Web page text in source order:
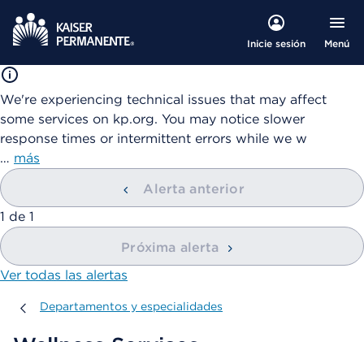
Inicie sesión Menú
We're experiencing technical issues that may affect
some services on kp.org. You may notice slower
response times or intermittent errors while we w
… más
Alerta anterior
mostrando
1 de 1
Próxima alerta
Ver todas las alertas
Departamentos y especialidades
Departamentos y especialidades